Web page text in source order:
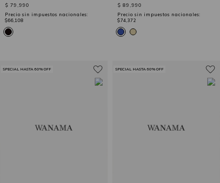
$ 79,990
Precio sin impuestos nacionales:
$66,108
$ 89,990
Precio sin impuestos nacionales:
$74,372
SPECIAL HASTA 60% OFF SPECIAL HASTA 60% OFF